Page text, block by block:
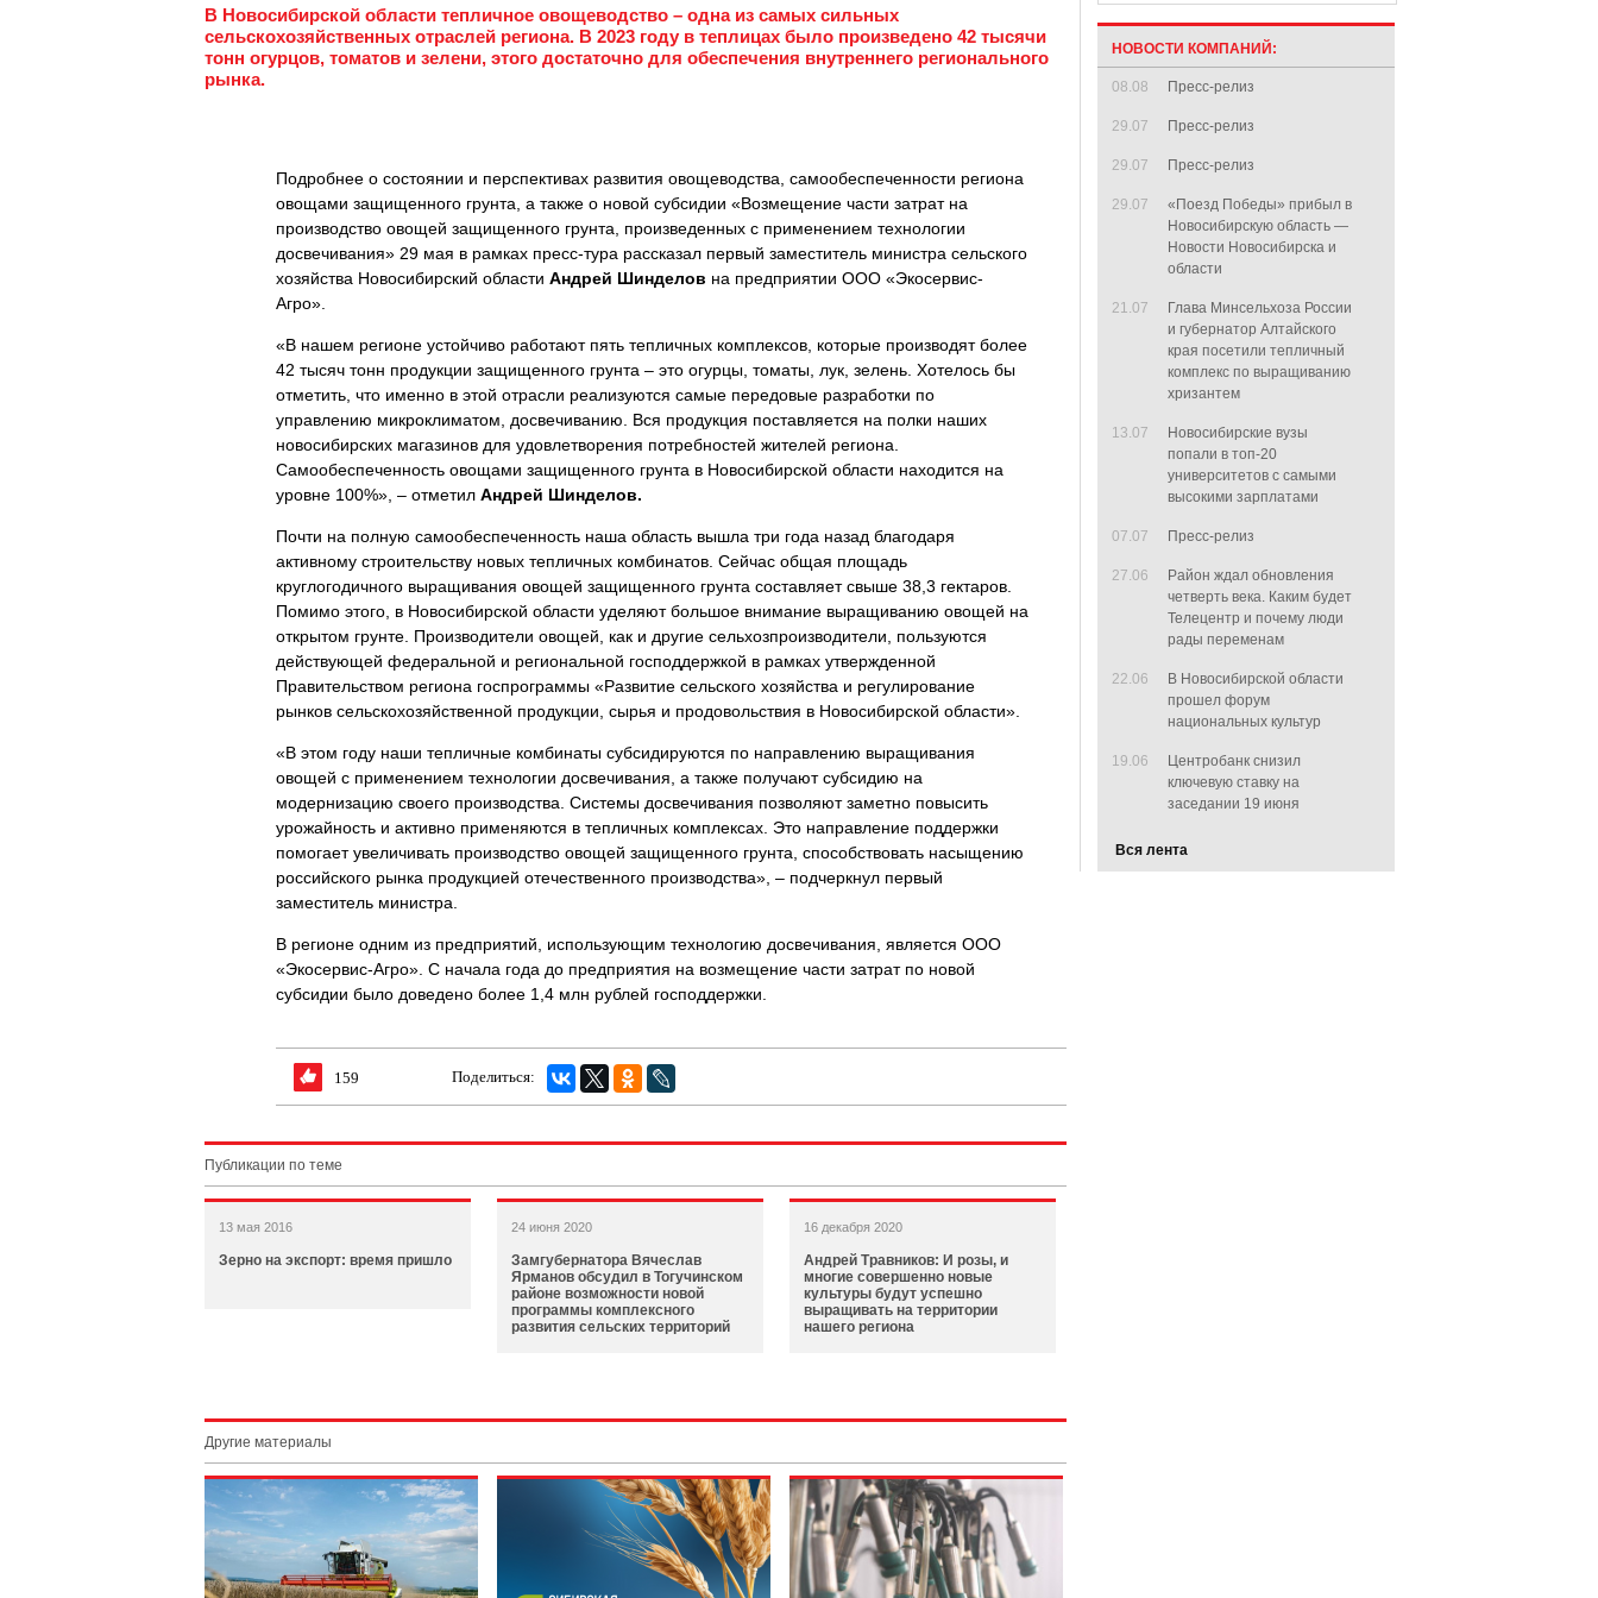
В Новосибирской области тепличное овощеводство – одна из самых сильных
сельскохозяйственных отраслей региона. В 2023 году в теплицах было произведено 42 тысячи
тонн огурцов, томатов и зелени, этого достаточно для обеспечения внутреннего регионального
рынка.
Подробнее о состоянии и перспективах развития овощеводства, самообеспеченности региона
овощами защищенного грунта, а также о новой субсидии «Возмещение части затрат на
производство овощей защищенного грунта, произведенных с применением технологии
досвечивания» 29 мая в рамках пресс-тура рассказал первый заместитель министра сельского
хозяйства Новосибирский области Андрей Шинделов на предприятии ООО «Экосервис-
Агро».
«В нашем регионе устойчиво работают пять тепличных комплексов, которые производят более
42 тысяч тонн продукции защищенного грунта – это огурцы, томаты, лук, зелень. Хотелось бы
отметить, что именно в этой отрасли реализуются самые передовые разработки по
управлению микроклиматом, досвечиванию. Вся продукция поставляется на полки наших
новосибирских магазинов для удовлетворения потребностей жителей региона.
Самообеспеченность овощами защищенного грунта в Новосибирской области находится на
уровне 100%», – отметил Андрей Шинделов.
Почти на полную самообеспеченность наша область вышла три года назад благодаря
активному строительству новых тепличных комбинатов. Сейчас общая площадь
круглогодичного выращивания овощей защищенного грунта составляет свыше 38,3 гектаров.
Помимо этого, в Новосибирской области уделяют большое внимание выращиванию овощей на
открытом грунте. Производители овощей, как и другие сельхозпроизводители, пользуются
действующей федеральной и региональной господдержкой в рамках утвержденной
Правительством региона госпрограммы «Развитие сельского хозяйства и регулирование
рынков сельскохозяйственной продукции, сырья и продовольствия в Новосибирской области».
«В этом году наши тепличные комбинаты субсидируются по направлению выращивания
овощей с применением технологии досвечивания, а также получают субсидию на
модернизацию своего производства. Системы досвечивания позволяют заметно повысить
урожайность и активно применяются в тепличных комплексах. Это направление поддержки
помогает увеличивать производство овощей защищенного грунта, способствовать насыщению
российского рынка продукцией отечественного производства», – подчеркнул первый
заместитель министра.
В регионе одним из предприятий, использующим технологию досвечивания, является ООО
«Экосервис-Агро». С начала года до предприятия на возмещение части затрат по новой
субсидии было доведено более 1,4 млн рублей господдержки.
159 Поделиться:
Публикации по теме
13 мая 2016
Зерно на экспорт: время пришло
24 июня 2020
Замгубернатора Вячеслав
Ярманов обсудил в Тогучинском
районе возможности новой
программы комплексного
развития сельских территорий
16 декабря 2020
Андрей Травников: И розы, и
многие совершенно новые
культуры будут успешно
выращивать на территории
нашего региона
Другие материалы
НОВОСТИ КОМПАНИЙ:
08.08 Пресс-релиз
29.07 Пресс-релиз
29.07 Пресс-релиз
29.07
«Поезд Победы» прибыл в
Новосибирскую область —
Новости Новосибирска и
области
21.07
Глава Минсельхоза России
и губернатор Алтайского
края посетили тепличный
комплекс по выращиванию
хризантем
13.07
Новосибирские вузы
попали в топ-20
университетов с самыми
высокими зарплатами
07.07 Пресс-релиз
27.06
Район ждал обновления
четверть века. Каким будет
Телецентр и почему люди
рады переменам
22.06
В Новосибирской области
прошел форум
национальных культур
19.06
Центробанк снизил
ключевую ставку на
заседании 19 июня
Вся лента